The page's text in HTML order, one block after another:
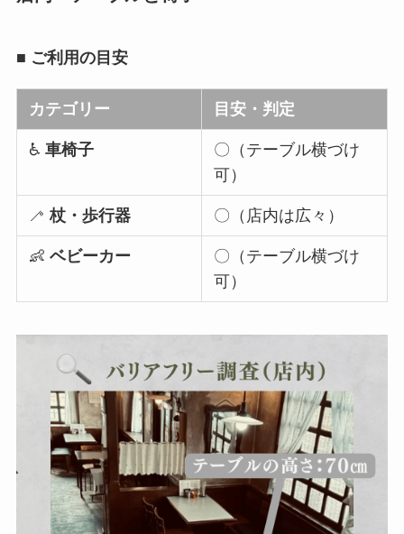
■ ご利用の目安
カテゴリー 目安・判定
♿車椅子
〇（テーブル横づけ
可）
🦯杖・歩行器 〇（店内は広々）
👶ベビーカー
〇（テーブル横づけ
可）